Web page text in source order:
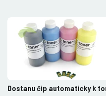
Dostanu čip automaticky k